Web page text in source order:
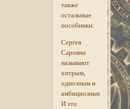
также
остальные
пособники.
Сергея
Сарояна
называют
хитрым,
одиозным и
амбициозным.
И это